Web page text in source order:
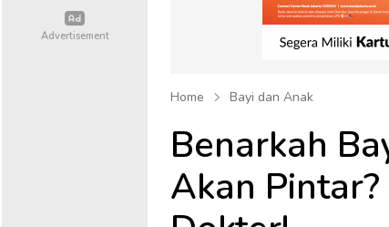
Home Bayi dan Anak
Benarkah
Akan